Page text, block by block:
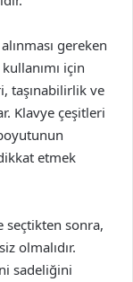
gereken
için
taşınabilirlik ve
Klavye çeşitleri
etmek
seçtikten sonra,
olmalıdır.
sadeliğini